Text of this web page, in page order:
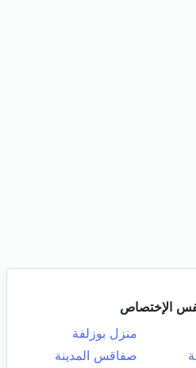
الإختصاص
منزل بوزلفة
صفاقس المدينة